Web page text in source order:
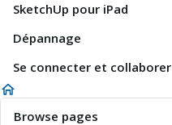
SketchUp pour iPad
Dépannage
Se connecter et collaborer
Browse pages